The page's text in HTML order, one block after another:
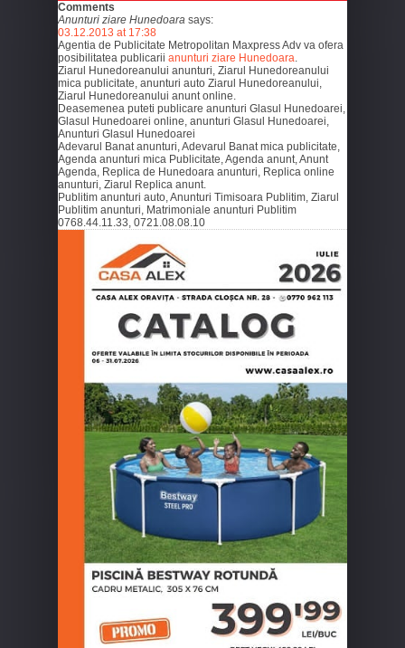
Comments
Anunturi ziare Hunedoara says:
03.12.2013 at 17:38
Agentia de Publicitate Metropolitan Maxpress Adv va ofera
posibilitatea publicarii anunturi ziare Hunedoara.
Ziarul Hunedoreanului anunturi, Ziarul Hunedoreanului
mica publicitate, anunturi auto Ziarul Hunedoreanului,
Ziarul Hunedoreanului anunt online.
Deasemenea puteti publicare anunturi Glasul Hunedoarei,
Glasul Hunedoarei online, anunturi Glasul Hunedoarei,
Anunturi Glasul Hunedoarei
Adevarul Banat anunturi, Adevarul Banat mica publicitate,
Agenda anunturi mica Publicitate, Agenda anunt, Anunt
Agenda, Replica de Hunedoara anunturi, Replica online
anunturi, Ziarul Replica anunt.
Publitim anunturi auto, Anunturi Timisoara Publitim, Ziarul
Publitim anunturi, Matrimoniale anunturi Publitim
0768.44.11.33, 0721.08.08.10